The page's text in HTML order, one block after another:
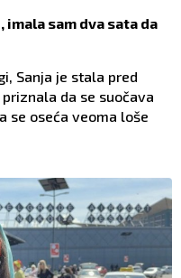
sam dva sata da
Sanja je stala pred
da se suočava
se oseća veoma loše